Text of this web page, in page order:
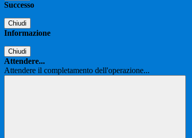
Successo
Chiudi
Informazione
Chiudi
Attendere...
Attendere il completamento dell'operazione...